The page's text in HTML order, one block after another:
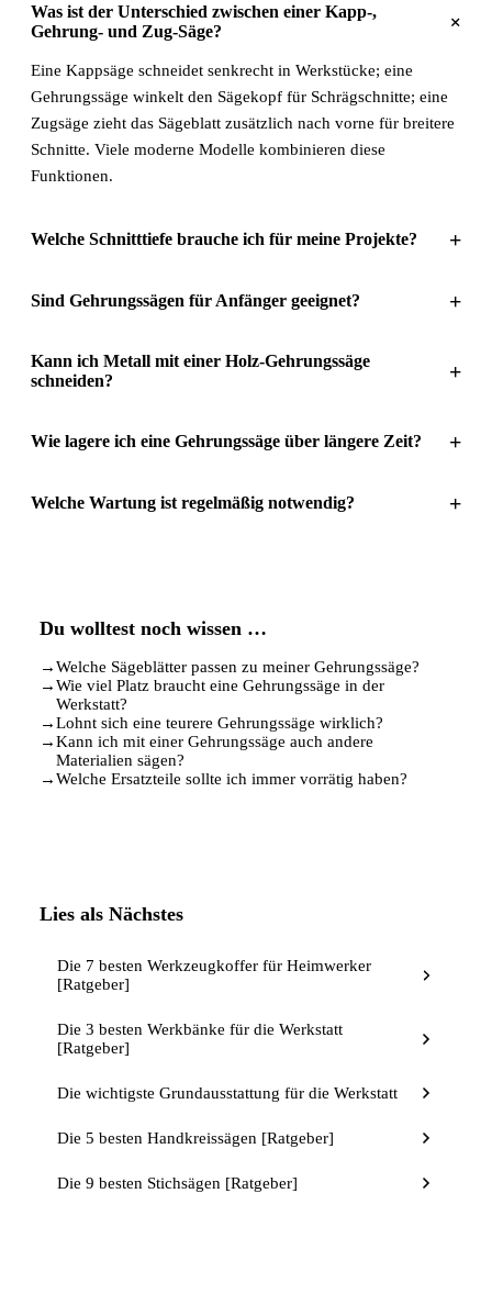
Was ist der Unterschied zwischen einer Kapp-,
Gehrung- und Zug-Säge?
+
Eine Kappsäge schneidet senkrecht in Werkstücke; eine
Gehrungssäge winkelt den Sägekopf für Schrägschnitte; eine
Zugsäge zieht das Sägeblatt zusätzlich nach vorne für breitere
Schnitte. Viele moderne Modelle kombinieren diese
Funktionen.
Welche Schnitttiefe brauche ich für meine Projekte? +
Sind Gehrungssägen für Anfänger geeignet? +
Kann ich Metall mit einer Holz-Gehrungssäge
schneiden?
+
Wie lagere ich eine Gehrungssäge über längere Zeit? +
Welche Wartung ist regelmäßig notwendig? +
Du wolltest noch wissen …
→Welche Sägeblätter passen zu meiner Gehrungssäge?
→Wie viel Platz braucht eine Gehrungssäge in der
Werkstatt?
→Lohnt sich eine teurere Gehrungssäge wirklich?
→Kann ich mit einer Gehrungssäge auch andere
Materialien sägen?
→Welche Ersatzteile sollte ich immer vorrätig haben?
Lies als Nächstes
Die 7 besten Werkzeugkoffer für Heimwerker
[Ratgeber]
Die 3 besten Werkbänke für die Werkstatt
[Ratgeber]
Die wichtigste Grundausstattung für die Werkstatt
Die 5 besten Handkreissägen [Ratgeber]
Die 9 besten Stichsägen [Ratgeber]